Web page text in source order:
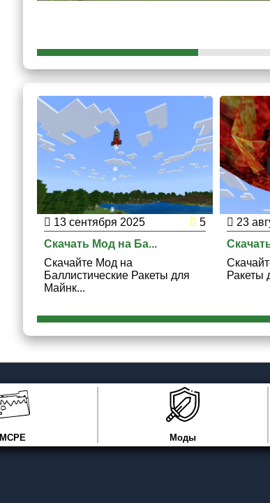
13 сентября 2025
5
Скачать Мод на Ба...
Скачайте Мод на
Баллистические Ракеты для
Майнк...
23
Ракеты
MCPE Моды